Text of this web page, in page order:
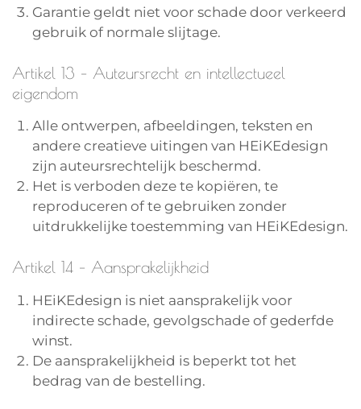
Garantie geldt niet voor schade door verkeerd
gebruik of normale slijtage.
Artikel 13 – Auteursrecht en intellectueel
eigendom
Alle ontwerpen, afbeeldingen, teksten en
andere creatieve uitingen van HEiKEdesign
zijn auteursrechtelijk beschermd.
Het is verboden deze te kopiëren, te
reproduceren of te gebruiken zonder
uitdrukkelijke toestemming van HEiKEdesign.
Artikel 14 – Aansprakelijkheid
HEiKEdesign is niet aansprakelijk voor
indirecte schade, gevolgschade of gederfde
winst.
De aansprakelijkheid is beperkt tot het
bedrag van de bestelling.